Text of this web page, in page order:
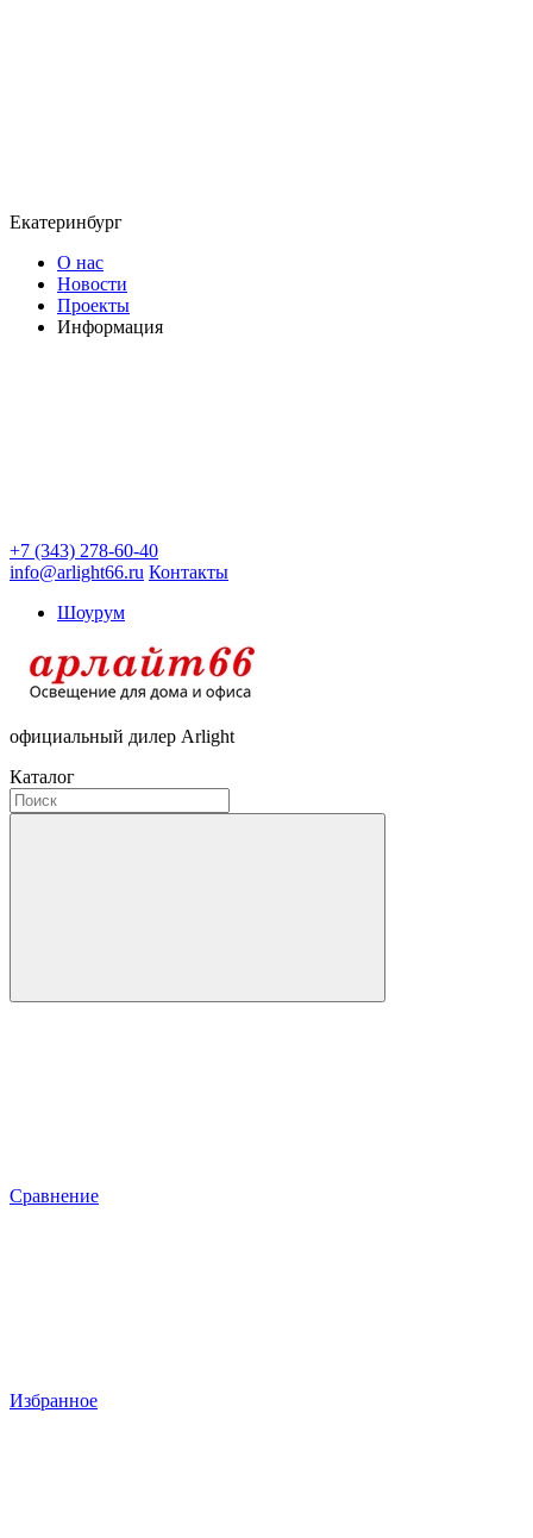
Екатеринбург
О нас
Новости
Проекты
Информация
+7 (343) 278-60-40
info@arlight66.ru Контакты
Шоурум
официальный дилер Arlight
Каталог
Сравнение
Избранное